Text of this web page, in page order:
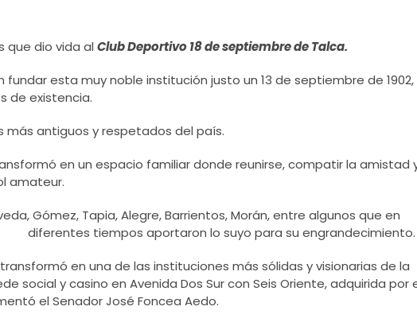
que dio vida al Club Deportivo 18 de septiembre de Talca.
fundar esta muy noble institución justo un 13 de septiembre de 1902,
de existencia.
más antiguos y respetados del país.
en un espacio familiar donde reunirse, compatir la amistad
amateur.
Gómez, Tapia, Alegre, Barrientos, Morán, entre algunos que en
diferentes tiempos aportaron lo suyo para su engrandecimiento.
en una de las instituciones más sólidas y visionarias de la
social y casino en Avenida Dos Sur con Seis Oriente, adquirida por
el Senador José Foncea Aedo.